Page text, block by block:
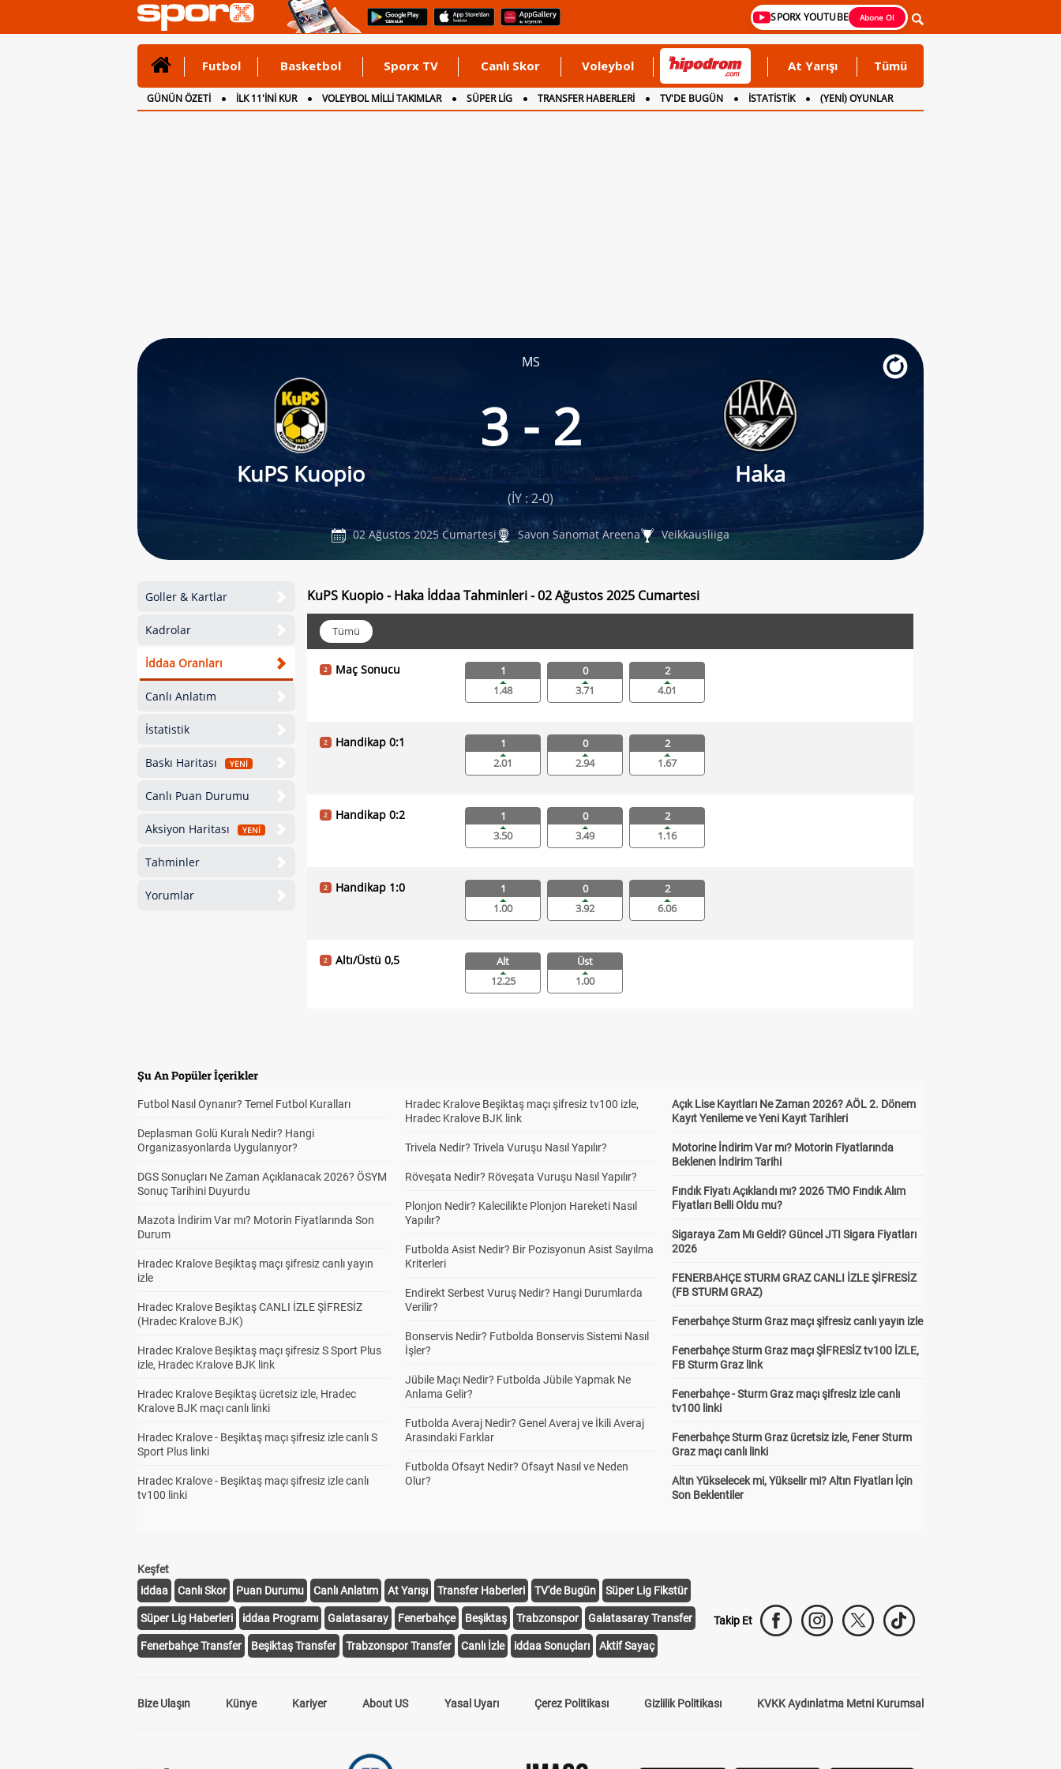
SPORX YOUTUBE Abone Ol
Futbol Basketbol Sporx TV Canlı Skor Voleybol At Yarışı Tümü
GÜNÜN ÖZETİ İLK 11'İNİ KUR VOLEYBOL MİLLİ TAKIMLAR SÜPER LİG TRANSFER HABERLERİ TV'DE BUGÜN İSTATİSTİK
(YENİ) OYUNLAR
CANLI ANLATIM
İNGİLTERE
MS
KuPS Kuopio
3 - 2
Haka
(İY : 2-0)
02 Ağustos 2025 Cumartesi Savon Sanomat Areena Veikkausliiga
Goller & Kartlar
Kadrolar
İddaa Oranları
Canlı Anlatım
İstatistik
Baskı Haritası YENİ
Canlı Puan Durumu
Aksiyon Haritası YENİ
Tahminler
Yorumlar
KuPS Kuopio - Haka İddaa Tahminleri - 02 Ağustos 2025 Cumartesi
Tümü
2 Maç Sonucu
1
1.48
0
3.71
2
4.01
2 Handikap 0:1
1
2.01
0
2.94
2
1.67
2 Handikap 0:2
1
3.50
0
3.49
2
1.16
2 Handikap 1:0
1
1.00
0
3.92
2
6.06
2 Altı/Üstü 0,5
Alt
12.25
Üst
1.00
2 Altı/Üstü 2,5
Alt
2.15
Üst
2 Altı/Üstü 3,5
Alt
1.40
Üst
2.09
Alt
Üst
1.00
6.86
2
Hangi Takım Kaç Farkla
3.73
3.72
Ev 1
2.92
Dep 1
Dep 2
Dep 3+
25.00
2.91
2 Toplam Gol
0-1 gol
4.79
2-3 gol
1.96
4-5 gol
2.87
Korner Sayısı Altı/Üstü
Alt
Üst
Şu An Popüler İçerikler
Futbol Nasıl Oynanır? Temel Futbol Kuralları
Deplasman Golü Kuralı Nedir? Hangi
Organizasyonlarda Uygulanıyor?
DGS Sonuçları Ne Zaman Açıklanacak 2026? ÖSYM
Sonuç Tarihini Duyurdu
Mazota İndirim Var mı? Motorin Fiyatlarında Son
Durum
Hradec Kralove Beşiktaş maçı şifresiz canlı yayın
izle
Hradec Kralove Beşiktaş CANLI İZLE ŞİFRESİZ
(Hradec Kralove BJK)
Hradec Kralove Beşiktaş maçı şifresiz S Sport Plus
izle, Hradec Kralove BJK link
Hradec Kralove Beşiktaş ücretsiz izle, Hradec
Kralove BJK maçı canlı linki
Hradec Kralove - Beşiktaş maçı şifresiz izle canlı S
Sport Plus linki
Hradec Kralove - Beşiktaş maçı şifresiz izle canlı
tv100 linki
Hradec Kralove Beşiktaş maçı şifresiz tv100 izle,
Hradec Kralove BJK link
Trivela Nedir? Trivela Vuruşu Nasıl Yapılır?
Röveşata Nedir? Röveşata Vuruşu Nasıl Yapılır?
Plonjon Nedir? Kalecilikte Plonjon Hareketi Nasıl
Yapılır?
Futbolda Asist Nedir? Bir Pozisyonun Asist Sayılma
Kriterleri
Endirekt Serbest Vuruş Nedir? Hangi Durumlarda
Verilir?
Bonservis Nedir? Futbolda Bonservis Sistemi Nasıl
İşler?
Jübile Maçı Nedir? Futbolda Jübile Yapmak Ne
Anlama Gelir?
Futbolda Averaj Nedir? Genel Averaj ve İkili Averaj
Arasındaki Farklar
Futbolda Ofsayt Nedir? Ofsayt Nasıl ve Neden
Olur?
Açık Lise Kayıtları Ne Zaman 2026? AÖL 2. Dönem
Kayıt Yenileme ve Yeni Kayıt Tarihleri
Motorine İndirim Var mı? Motorin Fiyatlarında
Beklenen İndirim Tarihi
Fındık Fiyatı Açıklandı mı? 2026 TMO Fındık Alım
Fiyatları Belli Oldu mu?
Sigaraya Zam Mı Geldi? Güncel JTI Sigara Fiyatları
2026
FENERBAHÇE STURM GRAZ CANLI İZLE ŞİFRESİZ
(FB STURM GRAZ)
Fenerbahçe Sturm Graz maçı şifresiz canlı yayın izle
Fenerbahçe Sturm Graz maçı ŞİFRESİZ tv100 İZLE,
FB Sturm Graz link
Fenerbahçe - Sturm Graz maçı şifresiz izle canlı
tv100 linki
Fenerbahçe Sturm Graz ücretsiz izle, Fener Sturm
Graz maçı canlı linki
Altın Yükselecek mi, Yükselir mi? Altın Fiyatları İçin
Son Beklentiler
Keşfet
iddaa
Canlı Skor Puan Durumu Canlı Anlatım At Yarışı Transfer Haberleri TV'de Bugün Süper Lig Fikstür
Süper Lig Haberleri iddaa Programı Galatasaray Fenerbahçe Beşiktaş Trabzonspor Galatasaray Transfer
Fenerbahçe Transfer Beşiktaş Transfer Trabzonspor Transfer Canlı İzle iddaa Sonuçları Aktif Sayaç
Takip Et
Bize Ulaşın Künye Kariyer About US Yasal Uyarı Çerez Politikası Gizlilik Politikası KVKK Aydınlatma Metni Kurumsal